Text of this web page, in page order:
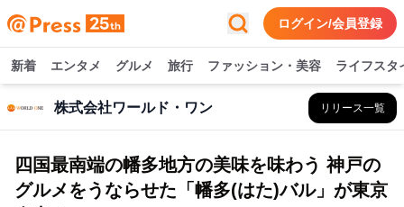
ログイン/会員登録
新着 エンタメ グルメ 旅行 ファッション・美容 ライフスタ
株式会社ワールド・ワン リリース一覧
四国最南端の幡多地方の美味を味わう 神戸の
グルメをうならせた「幡多(はた)バル」が東京